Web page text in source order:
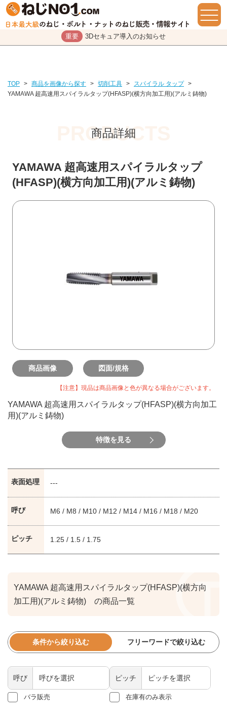
重要 3Dセキュア導入のお知らせ
TOP > 商品を画像から探す > 切削工具 > スパイラル タップ >
YAMAWA 超高速用スパイラルタップ(HFASP)(横方向加工用)(アルミ鋳物)
商品詳細
YAMAWA 超高速用スパイラルタップ
(HFASP)(横方向加工用)(アルミ鋳物)
商品画像 図面/規格
【注意】現品は商品画像と色が異なる場合がございます。
YAMAWA 超高速用スパイラルタップ(HFASP)(横方向加工
用)(アルミ鋳物)
特徴を見る
表面処理 ---
呼び M6 / M8 / M10 / M12 / M14 / M16 / M18 / M20
ピッチ 1.25 / 1.5 / 1.75
YAMAWA 超高速用スパイラルタップ(HFASP)(横方向
加工用)(アルミ鋳物) の商品一覧
条件から絞り込む フリーワードで絞り込む
呼び ピッチ
バラ販売 在庫有のみ表示